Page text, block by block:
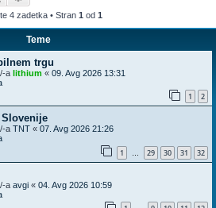
4 zadetka • Stran 1 od 1
Teme
trgu
a lithium « 09. Avg 2026 13:31
1 2
Slovenije
a TNT « 07. Avg 2026 21:26
1 … 29 30 31 32
a avgi « 04. Avg 2026 10:59